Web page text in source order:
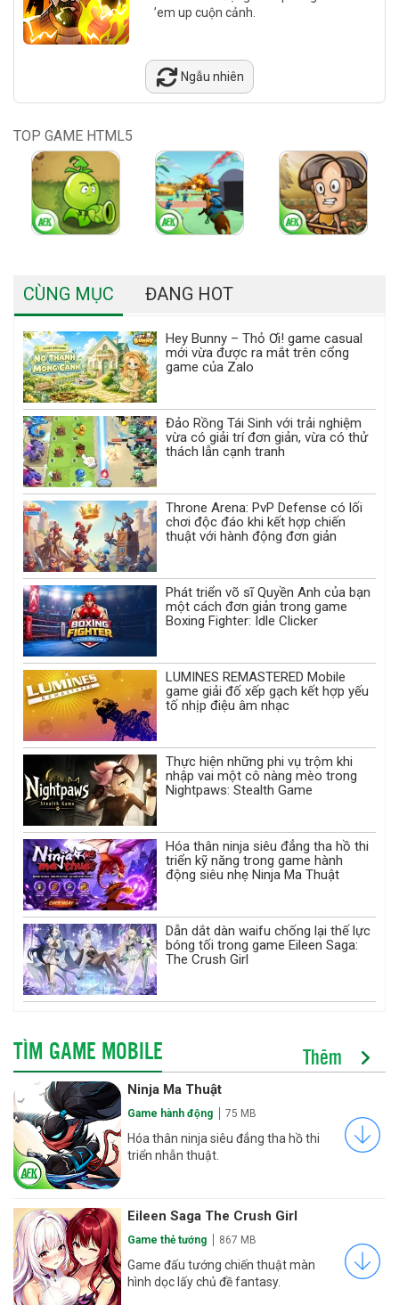
’em up cuộn cảnh.
Ngẫu nhiên
TOP GAME HTML5
CÙNG MỤC ĐANG HOT
Hey Bunny – Thỏ Ơi! game casual
mới vừa được ra mắt trên cổng
game của Zalo
Đảo Rồng Tái Sinh với trải nghiệm
vừa có giải trí đơn giản, vừa có thử
thách lẫn cạnh tranh
Throne Arena: PvP Defense có lối
chơi độc đáo khi kết hợp chiến
thuật với hành động đơn giản
Phát triển võ sĩ Quyền Anh của bạn
một cách đơn giản trong game
Boxing Fighter: Idle Clicker
LUMINES REMASTERED Mobile
game giải đố xếp gạch kết hợp yếu
tố nhịp điệu âm nhạc
Thực hiện những phi vụ trộm khi
nhập vai một cô nàng mèo trong
Nightpaws: Stealth Game
Hóa thân ninja siêu đẳng tha hồ thi
triển kỹ năng trong game hành
động siêu nhẹ Ninja Ma Thuật
Dẫn dắt dàn waifu chống lại thế lực
bóng tối trong game Eileen Saga:
The Crush Girl
TÌM GAME MOBILE Thêm
Ninja Ma Thuật
Game hành động 75 MB
Hóa thân ninja siêu đẳng tha hồ thi
triển nhẫn thuật.
Eileen Saga The Crush Girl
Game thẻ tướng 867 MB
Game đấu tướng chiến thuật màn
hình dọc lấy chủ đề fantasy.